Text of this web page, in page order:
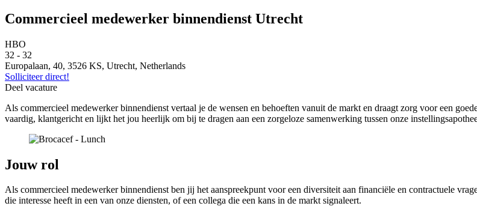
Commercieel medewerker binnendienst Utrecht
HBO
32 - 32
Europalaan, 40, 3526 KS, Utrecht, Netherlands
Solliciteer direct!
Deel vacature
Als commercieel medewerker binnendienst vertaal je de wensen en behoeften vanuit de markt en draagt zorg voor een
vaardig, klantgericht en lijkt het jou heerlijk om bij te dragen aan een zorgeloze samenwerking tussen onze
Jouw rol
Als commercieel medewerker binnendienst ben jij het aanspreekpunt voor een diversiteit aan financiële en contractuele
die interesse heeft in een van onze diensten, of een collega die een kans in de markt signaleert.